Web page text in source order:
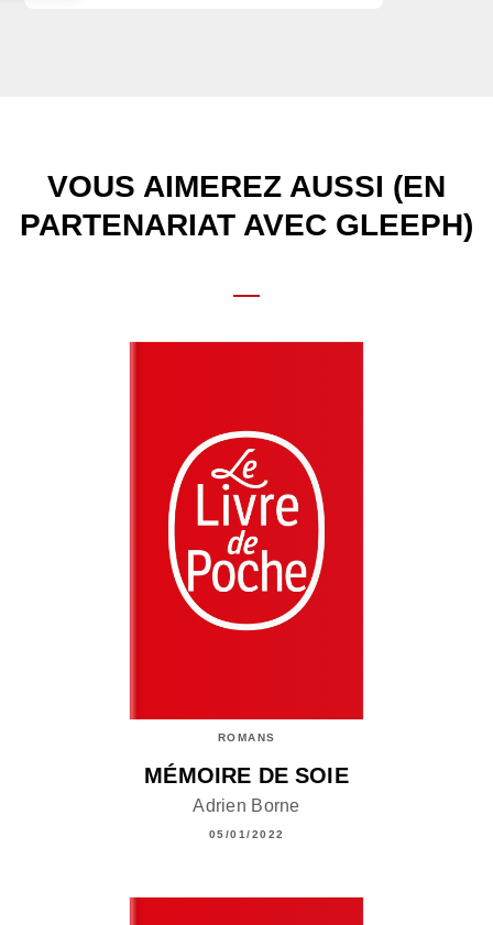
VOUS AIMEREZ AUSSI (EN
PARTENARIAT AVEC GLEEPH)
ROMANS
MÉMOIRE DE SOIE
Adrien Borne
05/01/2022